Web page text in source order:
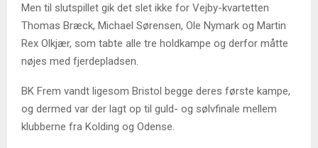
Men til slutspillet gik det slet ikke for Vejby-kvartetten
Thomas Bræck, Michael Sørensen, Ole Nymark og Martin
Rex Olkjær, som tabte alle tre holdkampe og derfor måtte
nøjes med fjerdepladsen.
BK Frem vandt ligesom Bristol begge deres første kampe,
og dermed var der lagt op til guld- og sølvfinale mellem
klubberne fra Kolding og Odense.